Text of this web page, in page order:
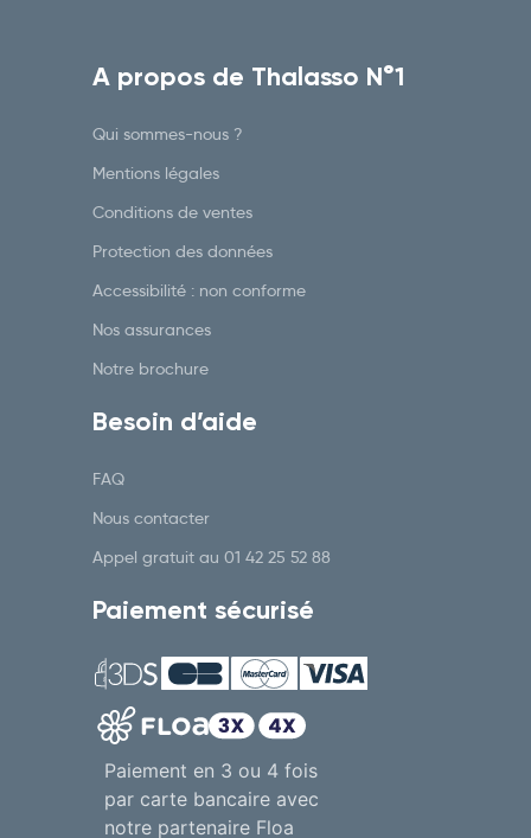
A propos de Thalasso N°1
Qui sommes-nous ?
Mentions légales
Conditions de ventes
Protection des données
Accessibilité : non conforme
Nos assurances
Notre brochure
Besoin d’aide
FAQ
Nous contacter
Appel gratuit au 01 42 25 52 88
Paiement sécurisé
Paiement en 3 ou 4 fois
par carte bancaire avec
notre partenaire Floa